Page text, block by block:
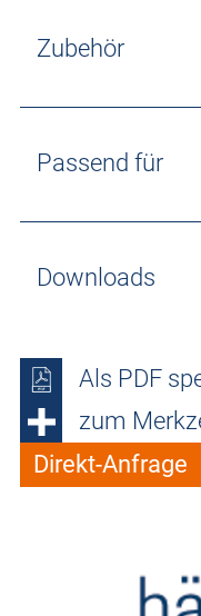
Zubehör
Passend für
Downloads
Als PDF
zum
Direkt-Anfrage